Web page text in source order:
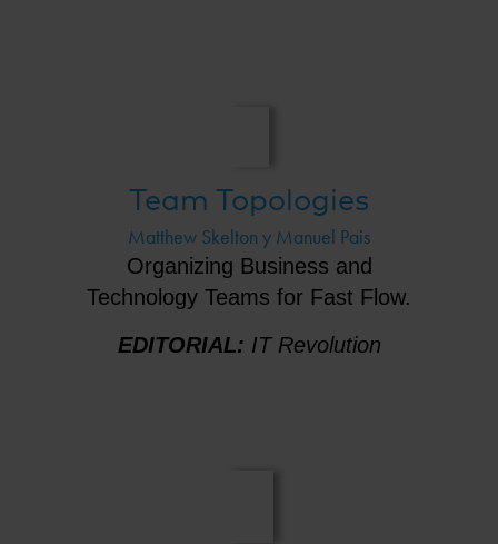
Team Topologies
Matthew Skelton y Manuel Pais
Organizing Business and
Technology Teams for Fast Flow.
EDITORIAL: IT Revolution